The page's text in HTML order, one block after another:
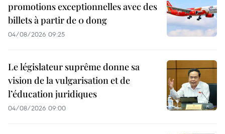
promotions exceptionnelles avec des
billets à partir de 0 dong
04/08/2026 09:25
Le législateur suprême donne sa
vision de la vulgarisation et de
l’éducation juridiques
04/08/2026 09:00